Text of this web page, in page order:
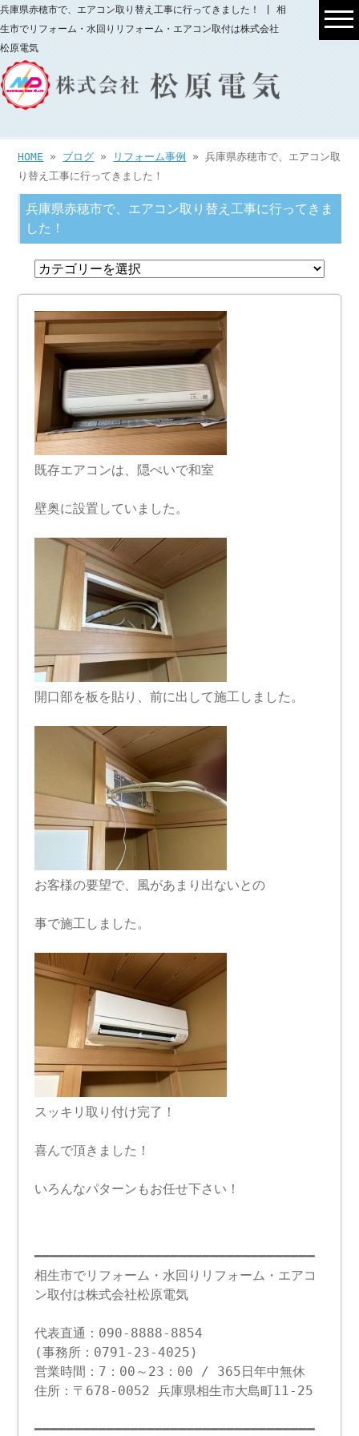
兵庫県赤穂市で、エアコン取り替え工事に行ってきました！ | 相
生市でリフォーム・水回りリフォーム・エアコン取付は株式会社
松原電気
HOME » ブログ » リフォーム事例
» 兵庫県赤穂市で、エアコン取
り替え工事に行ってきました！
兵庫県赤穂市で、エアコン取り替え工事に行ってきま
した！
既存エアコンは、隠ぺいで和室
壁奥に設置していました。
開口部を板を貼り、前に出して施工しました。
お客様の要望で、風があまり出ないとの
事で施工しました。
スッキリ取り付け完了！
喜んで頂きました！
いろんなパターンもお任せ下さい！
━━━━━━━━━━━━━━━━━━━━━━━━━━━━━━━━━━━
相生市でリフォーム・水回りリフォーム・エアコ
ン取付は株式会社松原電気
代表直通：090-8888-8854
(事務所：0791-23-4025)
営業時間：7：00～23：00 / 365日年中無休
住所：〒678-0052 兵庫県相生市大島町11-25
━━━━━━━━━━━━━━━━━━━━━━━━━━━━━━━━━━━